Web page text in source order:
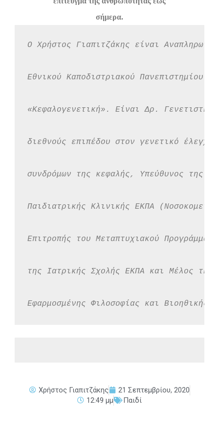
σήμερα.
Ο Χρήστος Γιαπιτζάκης είναι
Εθνικού Καποδιστριακού Πανεπιστημίου
«Κεφαλογενετική». Είναι Δρ. Γενετιστής
διεθνούς επιπέδου στον γενετικό έλεγχο
συνδρόμων της κεφαλής, Υπεύθυνος της
Παιδιατρικής Κλινικής ΕΚΠΑ
Επιτροπής του Μεταπτυχιακού
της Ιατρικής Σχολής ΕΚΠΑ και Μέλος της
Εφαρμοσμένης Φιλοσοφίας και Βιοηθικής
Χρήστος Γιαπιτζάκης
21 Σεπτεμβρίου, 2020
12:49 μμ
Παιδί